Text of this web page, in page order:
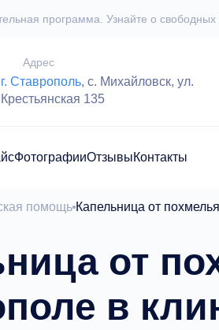
программа. Узнайте о
Адрес
г. Ставрополь, с. Михайловск, ул.
Крестьянская 135
ФотографииОтзывыКонтакты
помощь Капельница от похмелья
от
в